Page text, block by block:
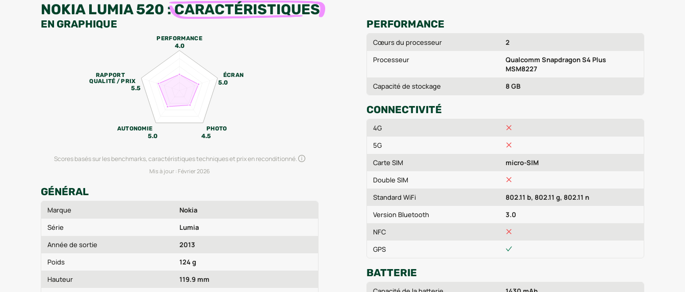
NOKIA LUMIA 520 :CARACTÉRISTIQUES
EN GRAPHIQUE
PERFORMANCE
4.0
ÉCRAN
5.0
PHOTO
4.5
AUTONOMIE
5.0
RAPPORT
QUALITÉ / PRIX
5.5
Scores basés sur les benchmarks, caractéristiques techniques et prix en reconditionné.
Mis à jour : Février 2026
GÉNÉRAL
Marque
Nokia
Série
Lumia
Année de sortie
2013
Poids
124 g
Hauteur
119.9 mm
PERFORMANCE
Cœurs du processeur
2
Processeur
Qualcomm Snapdragon S4 Plus
MSM8227
Capacité de stockage
8 GB
CONNECTIVITÉ
4G
5G
Carte SIM
micro-SIM
Double SIM
Standard WiFi
802.11 b, 802.11 g, 802.11 n
Version Bluetooth
3.0
NFC
GPS
BATTERIE